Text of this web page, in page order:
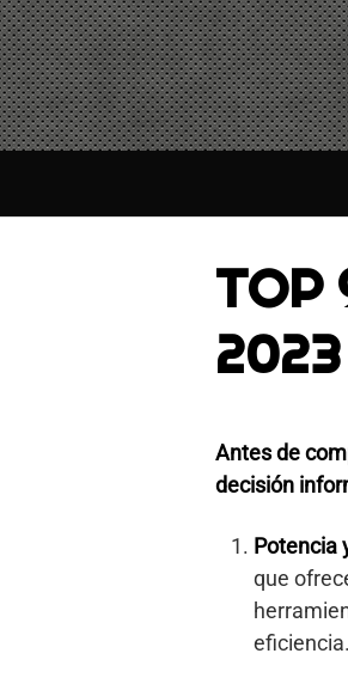
Saltar
al
contenido
TOP
2023
Antes de
decisión
Potencia
que
eficiencia.